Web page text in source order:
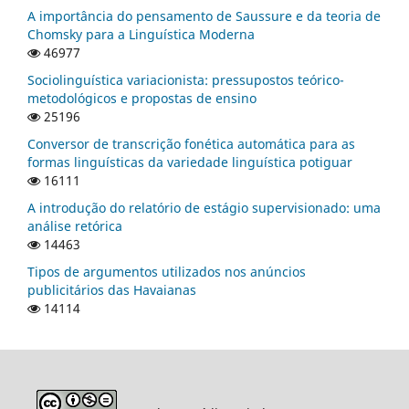
A importância do pensamento de Saussure e da teoria de
Chomsky para a Linguística Moderna
46977
Sociolinguística variacionista: pressupostos teórico-
metodológicos e propostas de ensino
25196
Conversor de transcrição fonética automática para as
formas linguísticas da variedade linguística potiguar
16111
A introdução do relatório de estágio supervisionado: uma
análise retórica
14463
Tipos de argumentos utilizados nos anúncios
publicitários das Havaianas
14114